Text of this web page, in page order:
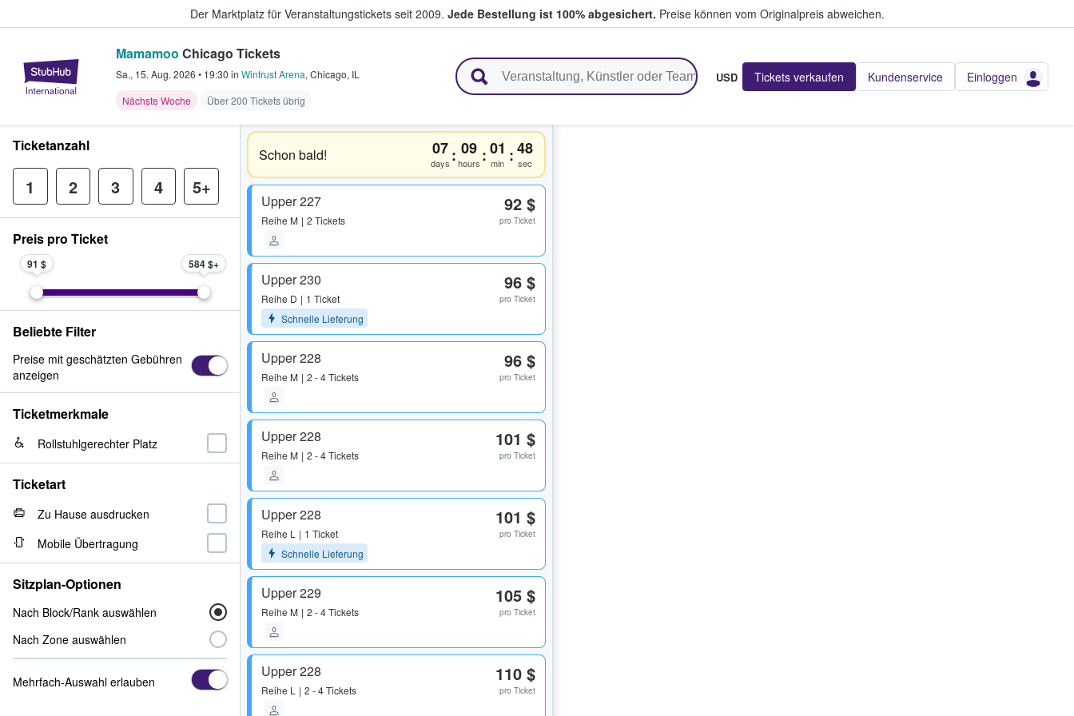
Der Marktplatz für Veranstaltungstickets seit 2009. Jede Bestellung ist 100% abgesichert. Preise können vom Originalpreis abweichen.
StubHub - Wo Fans Tickets kaufen & verkaufen
Mamamoo Chicago Tickets
Sa., 15. Aug. 2026 • 19:30 in Wintrust Arena, Chicago, IL
Nächste Woche
Über 200 Tickets übrig
USD Tickets verkaufen Kundenservice Einloggen
Schon bald! 07
days : 09
hours :01
min :47
sec
Upper 227
Reihe M 2 Tickets
92 $
pro Ticket
Upper 230
Reihe D
1 Ticket
Schnelle Lieferung
96 $
pro Ticket
Upper 228
Reihe M 2 - 4 Tickets
96 $
pro Ticket
Upper 228
Reihe M 2 - 4 Tickets
101 $
pro Ticket
Upper 228
Reihe L
1 Ticket
Schnelle Lieferung
101 $
pro Ticket
Upper 229
Reihe M 2 - 4 Tickets
105 $
pro Ticket
Upper 228
Reihe L 2 - 4 Tickets
110 $
pro Ticket
Ticketanzahl
1 2 3 4 5+
Preis pro Ticket
91 $ 584 $
Beliebte Filter
Preise mit geschätzten Gebühren
anzeigen
Ticketmerkmale
Rollstuhlgerechter Platz
Ticketart
Zu Hause ausdrucken
Mobile Übertragung
Sitzplan-Optionen
Nach Block/Rank auswählen
Nach Zone auswählen
Mehrfach-Auswahl erlauben